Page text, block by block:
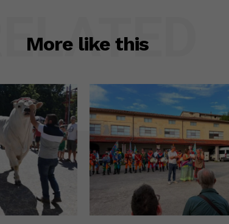
More like this
RELATED